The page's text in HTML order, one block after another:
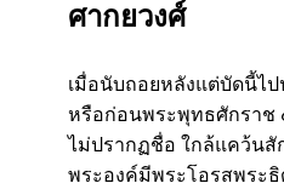
ศากยวงศ์
เมื่อนับถอยหลังแต่บัดนี้ไ
หรือก่อนพระพุทธศักราช
ไม่ปรากฏชื่อ ใกล้แคว้นสั
พระองค์มีพระโอรสพระ